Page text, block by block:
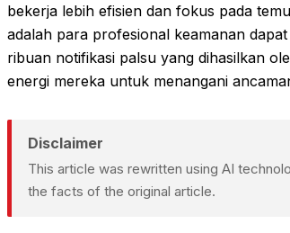
bekerja lebih efisien dan fokus pada
adalah para profesional keamanan
ribuan notifikasi palsu yang dihasilkan
energi mereka untuk menangani
Disclaimer
This article was rewritten using AI
the facts of the original article.